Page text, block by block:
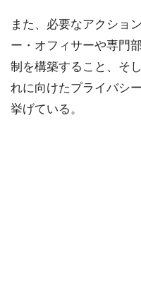
また、必要なアクショ
ー・オフィサーや専門
制を構築すること、そ
れに向けたプライバシ
挙げている。